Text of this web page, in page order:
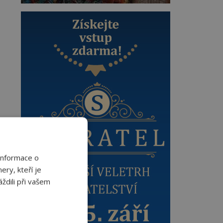
o
kteří je
při vašem